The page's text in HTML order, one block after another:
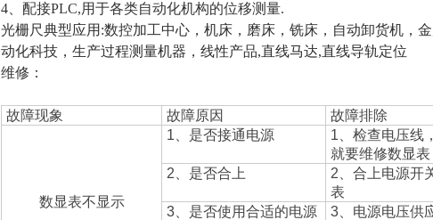
4 、配接PLC,用于各类自动化机构的位移测量.
光栅尺典型应用:数控加工中心，机床，磨床，铣床，自动卸货机，
动化科技，生产过程测量机器，线性产品,直线马达,直线导轨定位
维修：
故障现象 故障原因 故障排除
数显表不显示
1 、是否接通电源 1 、检查电压线
就要维修数显表
2 、是否合上 2 、合上电源开
表
3 、是否使用合适的电源
3 、电源电压供